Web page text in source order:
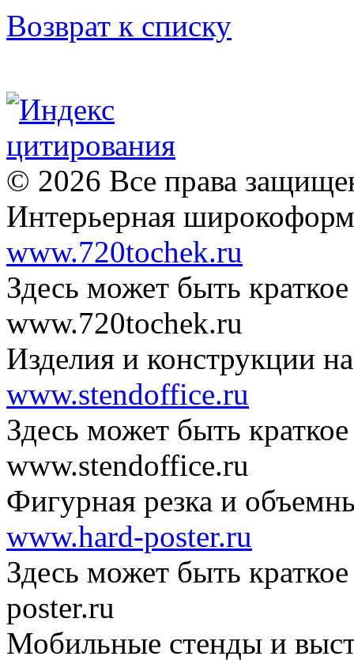
Возврат к списку
© 2026 Все права
Интерьерная
www.720tochek.ru
Здесь может быть
www.720tochek.ru
Изделия и конструкции на
www.stendoffice.ru
Здесь может быть
www.stendoffice.ru
Фигурная резка и
www.hard-poster.ru
Здесь может быть
poster.ru
Мобильные стенды и